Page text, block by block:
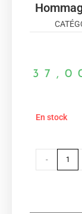
En stock
-